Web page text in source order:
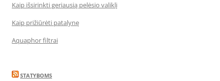
Kaip išsirinkti geriausią pelėsio valiklį
Kaip prižiūrėti patalynę
Aquaphor filtrai
STATYBOMS